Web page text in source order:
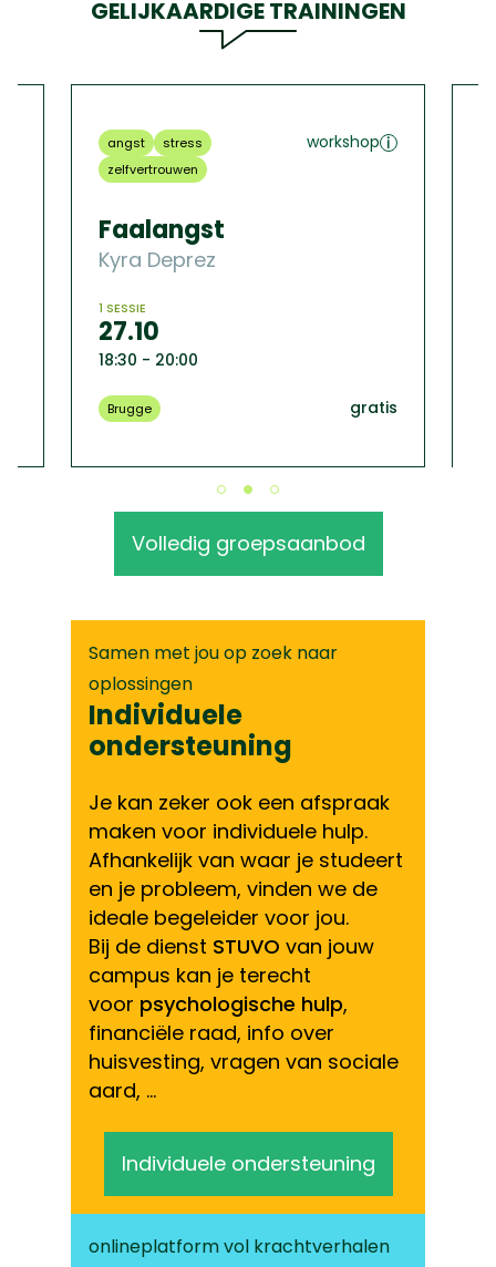
GELIJKAARDIGE TRAININGEN
angst
stress
zelfvertrouwen
workshop
Faalangst
Kyra Deprez
1 SESSIE
27.10
18:30 - 20:00
Brugge gratis
Volledig groepsaanbod
Samen met jou op zoek naar
oplossingen
Individuele
ondersteuning
Je kan zeker ook een afspraak
maken voor individuele hulp.
Afhankelijk van waar je studeert
en je probleem, vinden we de
ideale begeleider voor jou.
Bij de dienst STUVO van jouw
campus kan je terecht
voor psychologische hulp,
financiële raad, info over
huisvesting, vragen van sociale
aard, …
Individuele ondersteuning
onlineplatform vol krachtverhalen